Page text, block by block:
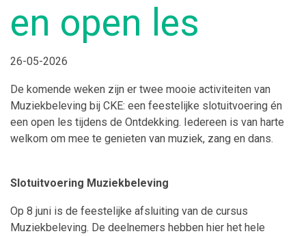
en open les
26-05-2026
De komende weken zijn er twee mooie activiteiten van
Muziekbeleving bij CKE: een feestelijke slotuitvoering én
een open les tijdens de Ontdekking. Iedereen is van harte
welkom om mee te genieten van muziek, zang en dans.
Slotuitvoering Muziekbeleving
Op 8 juni is de feestelijke afsluiting van de cursus
Muziekbeleving. De deelnemers hebben hier het hele